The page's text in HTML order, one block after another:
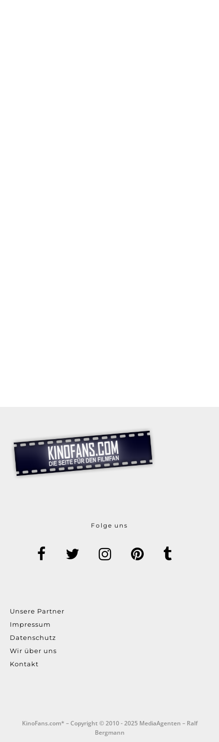
Folge uns
Unsere Partner
Impressum
Datenschutz
Wir über uns
Kontakt
KinoFans.com* – Copyright © 2010 - 2025 MediaAgenten – Ralf
Bergmann